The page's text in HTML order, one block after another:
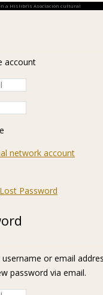
a Hislibris Asociación cultural
account
network account
Lost Password
or email
password via email.